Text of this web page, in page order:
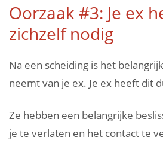
Oorzaak #3: Je ex
zichzelf nodig
Na een scheiding is het
neemt van je ex. Je ex heeft dit
Ze hebben een belangrijke
je te verlaten en het contact te